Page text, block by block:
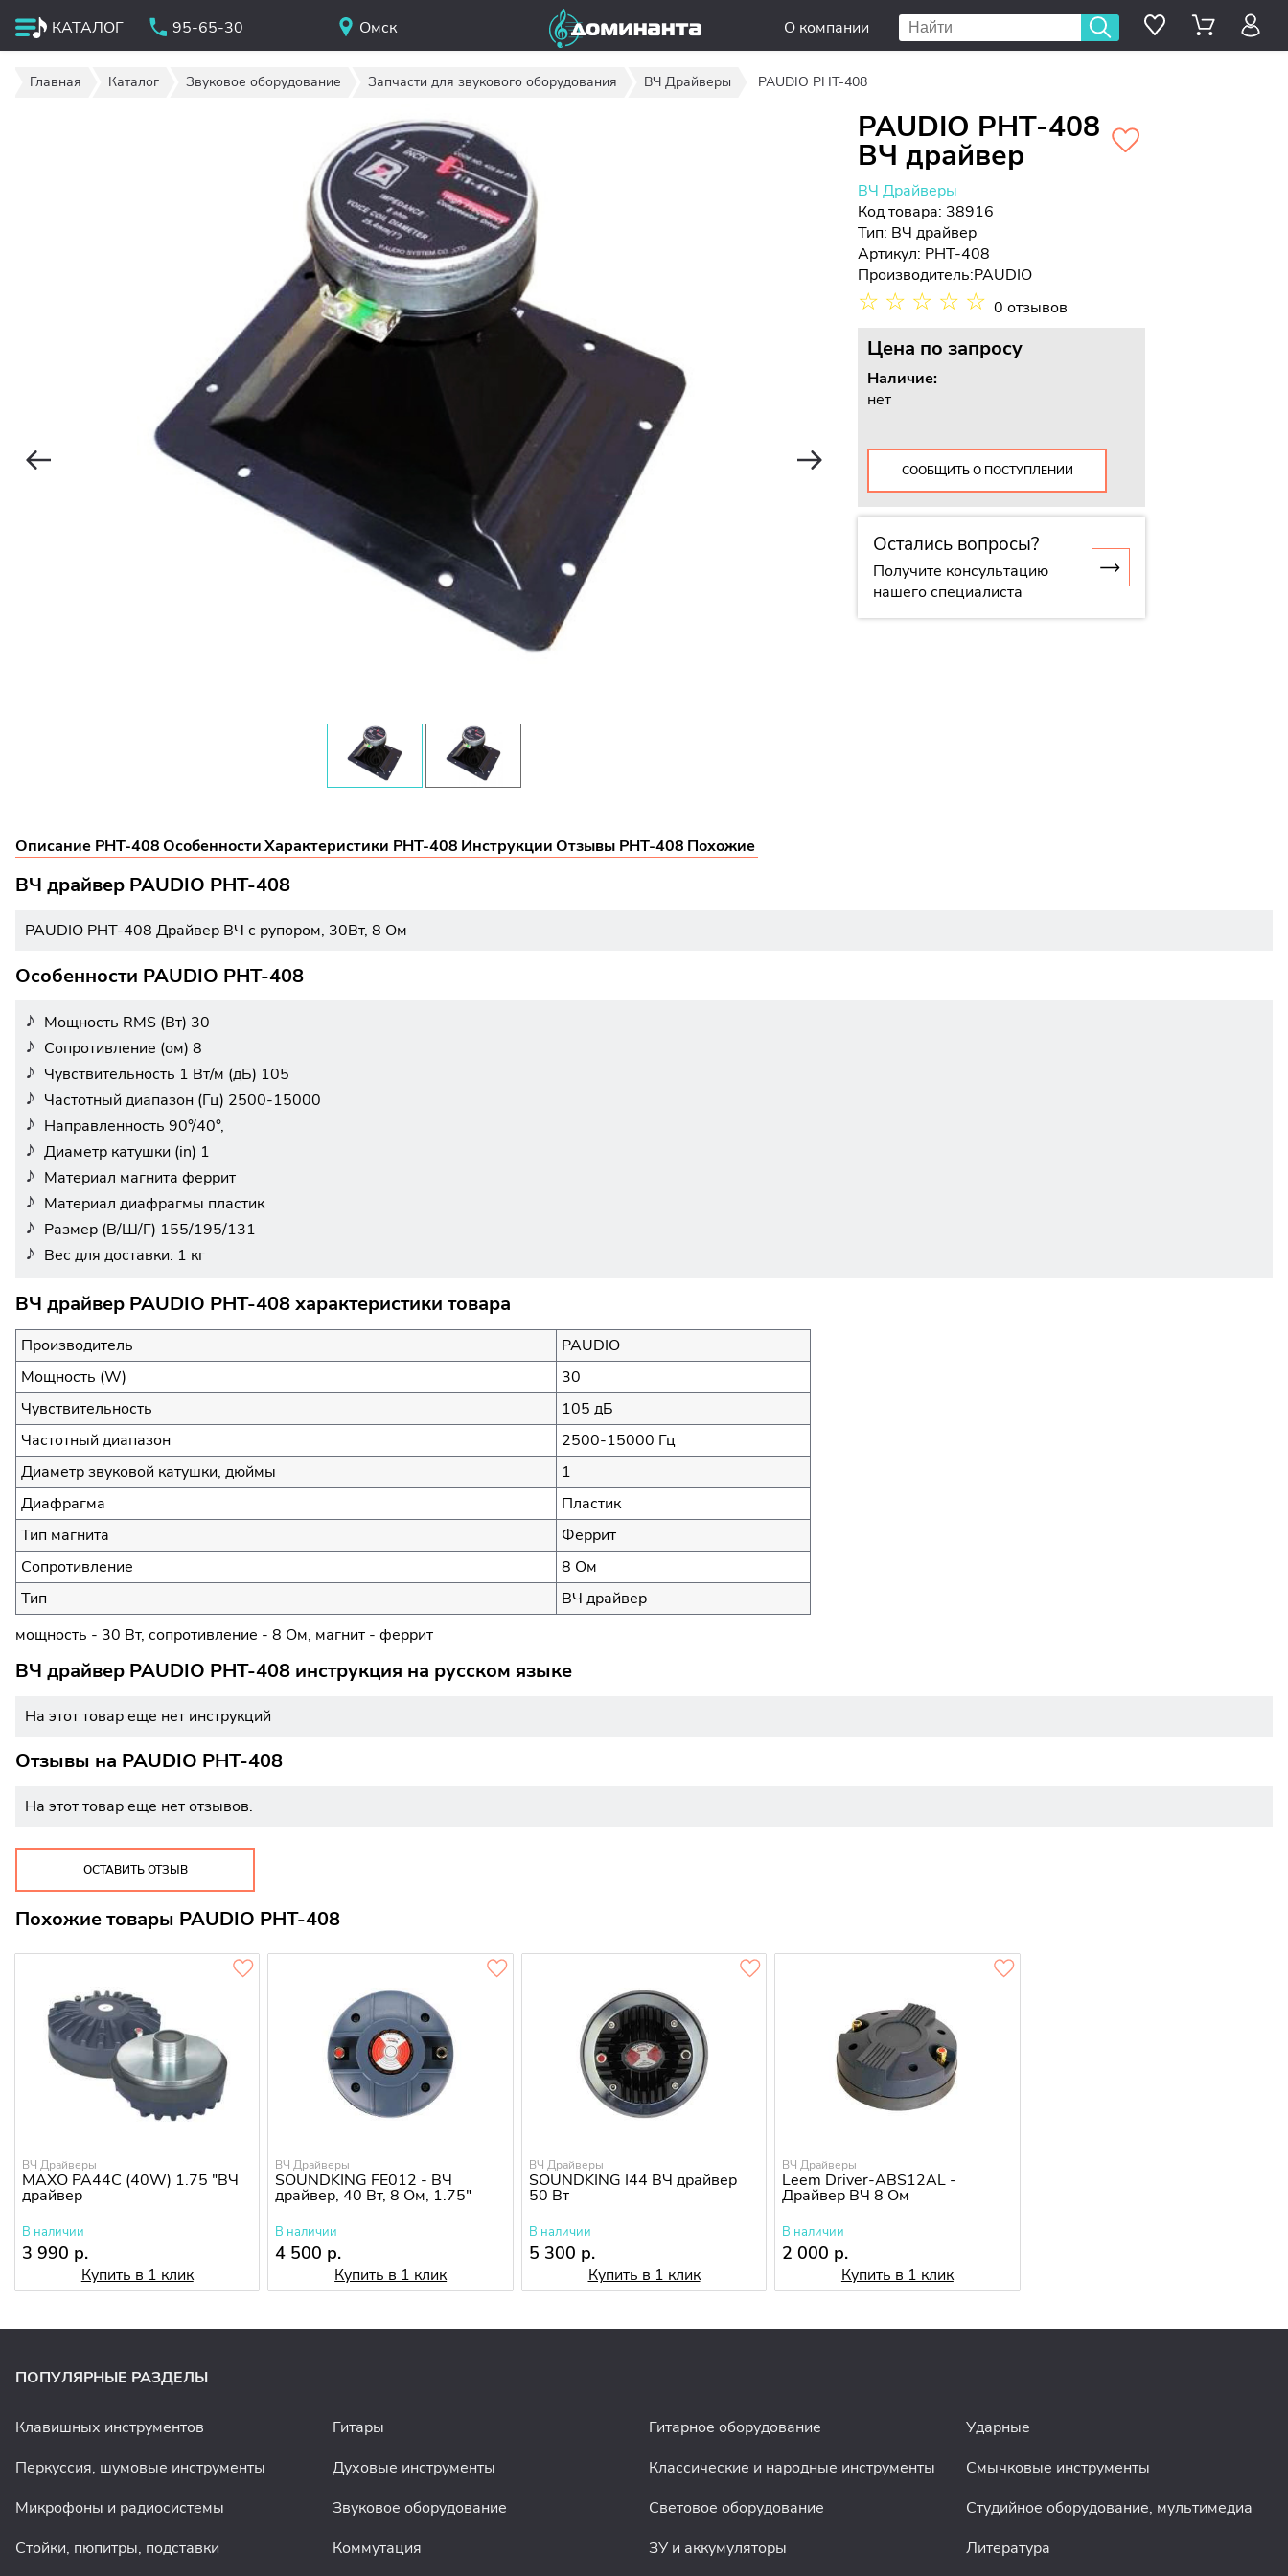
КАТАЛОГ 95-65-30 Омск О компании
Главная Каталог Звуковое оборудование Запчасти для звукового оборудования ВЧ Драйверы PAUDIO PHT-408
PAUDIO PHT-408
ВЧ драйвер
ВЧ Драйверы
Код товара: 38916
Тип: ВЧ драйвер
Артикул: PHT-408
Производитель:PAUDIO
☆ ☆ ☆ ☆ ☆ 0 отзывов
Цена по запросу
Наличие:
нет
СООБЩИТЬ О ПОСТУПЛЕНИИ
Остались вопросы?
Получите консультацию
нашего специалиста
Описание PHT-408ОсобенностиХарактеристики PHT-408 ИнструкцииОтзывы PHT-408 Похожие
ВЧ драйвер PAUDIO PHT-408
PAUDIO PHT-408 Драйвер ВЧ с рупором, 30Вт, 8 Ом
Особенности PAUDIO PHT-408
Мощность RMS (Вт) 30
Сопротивление (ом) 8
Чувствительность 1 Вт/м (дБ) 105
Частотный диапазон (Гц) 2500-15000
Направленность 90°/40°,
Диаметр катушки (in) 1
Материал магнита феррит
Материал диафрагмы пластик
Размер (В/Ш/Г) 155/195/131
Вес для доставки: 1 кг
ВЧ драйвер PAUDIO PHT-408 характеристики товара
Производитель
PAUDIO
Мощность (W)
30
Чувствительность
105 дБ
Частотный диапазон
2500-15000 Гц
Диаметр звуковой катушки, дюймы
1
Диафрагма
Пластик
Тип магнита
Феррит
Сопротивление
8 Ом
Тип
ВЧ драйвер
мощность - 30 Вт, сопротивление - 8 Ом, магнит - феррит
ВЧ драйвер PAUDIO PHT-408 инструкция на русском языке
На этот товар еще нет инструкций
Отзывы на PAUDIO PHT-408
На этот товар еще нет отзывов.
ОСТАВИТЬ ОТЗЫВ
Похожие товары PAUDIO PHT-408
ВЧ Драйверы
MAXO PA44C (40W) 1.75 "ВЧ
драйвер
В наличии
3 990 р.
Купить в 1 клик
ВЧ Драйверы
SOUNDKING FE012 - ВЧ
драйвер, 40 Вт, 8 Ом, 1.75"
В наличии
4 500 р.
Купить в 1 клик
ВЧ Драйверы
SOUNDKING I44 ВЧ драйвер
50 Вт
В наличии
5 300 р.
Купить в 1 клик
ВЧ Драйверы
Leem Driver-ABS12AL -
Драйвер ВЧ 8 Ом
В наличии
2 000 р.
Купить в 1 клик
ПОПУЛЯРНЫЕ РАЗДЕЛЫ
Клавишных инструментов Гитары Гитарное оборудование
Ударные
Перкуссия, шумовые инструменты
Духовые инструменты Классические и народные инструменты
Смычковые инструменты
Микрофоны и радиосистемы
Звуковое оборудование Световое оборудование
Студийное оборудование, мультимедиа
Стойки, пюпитры, подставки
Коммутация ЗУ и аккумуляторы Литература